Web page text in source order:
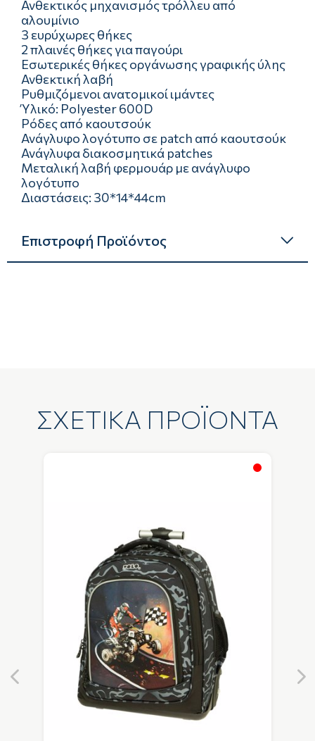
Ανθεκτικός μηχανισμός τρόλλευ από
αλουμίνιο
3 ευρύχωρες θήκες
2 πλαινές θήκες για παγούρι
Εσωτερικές θήκες οργάνωσης γραφικής ύλης
Ανθεκτική λαβή
Ρυθμιζόμενοι ανατομικοί ιμάντες
Ύλικό: Polyester 600D
Ρόδες από καουτσούκ
Ανάγλυφο λογότυπο σε patch από καουτσούκ
Ανάγλυφα διακοσμητικά patches
Μεταλική λαβή φερμουάρ με ανάγλυφο
λογότυπο
Διαστάσεις: 30*14*44cm
Επιστροφή Προϊόντος
ΣΧΕΤΙΚΑ ΠΡΟΪΟΝΤΑ